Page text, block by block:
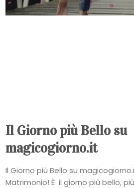
Il Giorno più Bello su
magicogiorno.it
Il Giorno più Bello su
Matrimonio! È il giorno più bello,